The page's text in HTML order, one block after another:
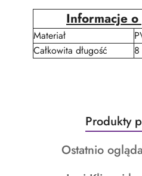
Informacje
Materiał
Całkowita długość
Pomiń karuzelęProdukty
o
statusie:
Produkty
Produkty
Ostatnio